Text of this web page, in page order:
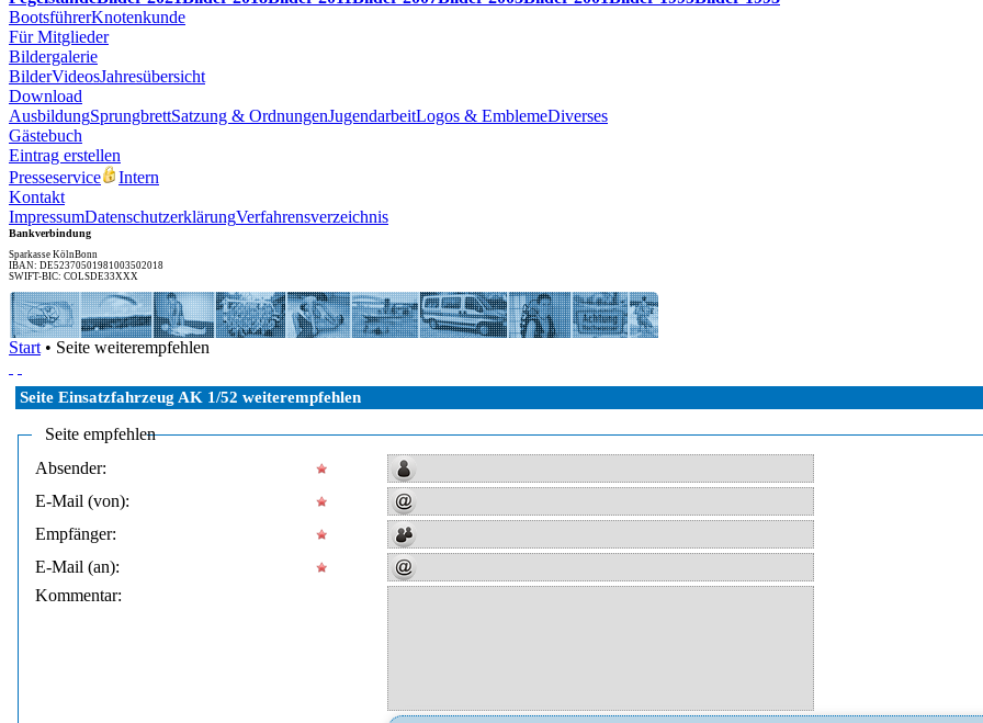
BootsführerKnotenkunde
Für Mitglieder
Bildergalerie
BilderVideosJahresübersicht
Download
AusbildungSprungbrettSatzung & OrdnungenJugendarbeitLogos & EmblemeDiverses
Gästebuch
Eintrag erstellen
Presseservice
Intern
Kontakt
ImpressumDatenschutzerklärungVerfahrensverzeichnis
Bankverbindung
Sparkasse KölnBonn
IBAN: DE52370501981003502018
SWIFT-BIC: COLSDE33XXX
Start • Seite weiterempfehlen
Seite Einsatzfahrzeug AK 1/52 weiterempfehlen
Seite empfehlen
Absender:
E-Mail (von):
Empfänger:
E-Mail (an):
Kommentar: